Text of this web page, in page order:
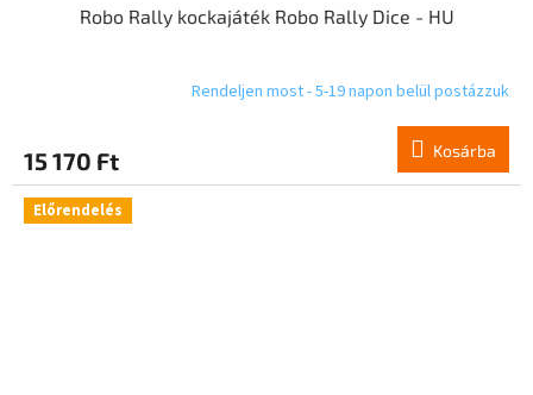
Robo Rally kockajáték Robo Rally Dice - HU
Rendeljen most - 5-19 napon belül postázzuk
15 170 Ft Kosárba
Előrendelés